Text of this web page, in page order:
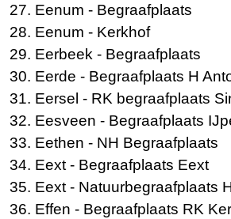
Eenum - Begraafplaats
Eenum - Kerkhof
Eerbeek - Begraafplaats
Eerde - Begraafplaats H
Eersel - RK begraafplaats
Eesveen - Begraafplaats
Eethen - NH Begraafplaats
Eext - Begraafplaats Eext
Eext - Natuurbegraafplaats
Effen - Begraafplaats RK